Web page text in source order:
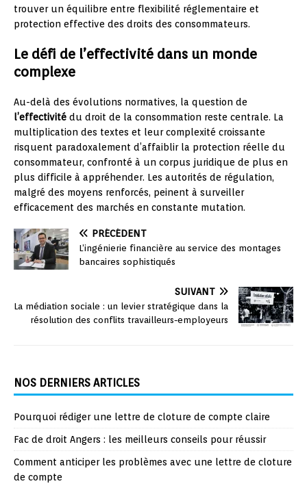
trouver un équilibre entre flexibilité réglementaire et
protection effective des droits des consommateurs.
Le défi de l’effectivité dans un monde
complexe
Au-delà des évolutions normatives, la question de
l’effectivité du droit de la consommation reste centrale. La
multiplication des textes et leur complexité croissante
risquent paradoxalement d’affaiblir la protection réelle du
consommateur, confronté à un corpus juridique de plus en
plus difficile à appréhender. Les autorités de régulation,
malgré des moyens renforcés, peinent à surveiller
efficacement des marchés en constante mutation.
PRÉCÉDENT
L’ingénierie financière au service des montages
bancaires sophistiqués
SUIVANT
La médiation sociale : un levier stratégique dans la
résolution des conflits travailleurs-employeurs
NOS DERNIERS ARTICLES
Pourquoi rédiger une lettre de cloture de compte claire
Fac de droit Angers : les meilleurs conseils pour réussir
Comment anticiper les problèmes avec une lettre de cloture
de compte